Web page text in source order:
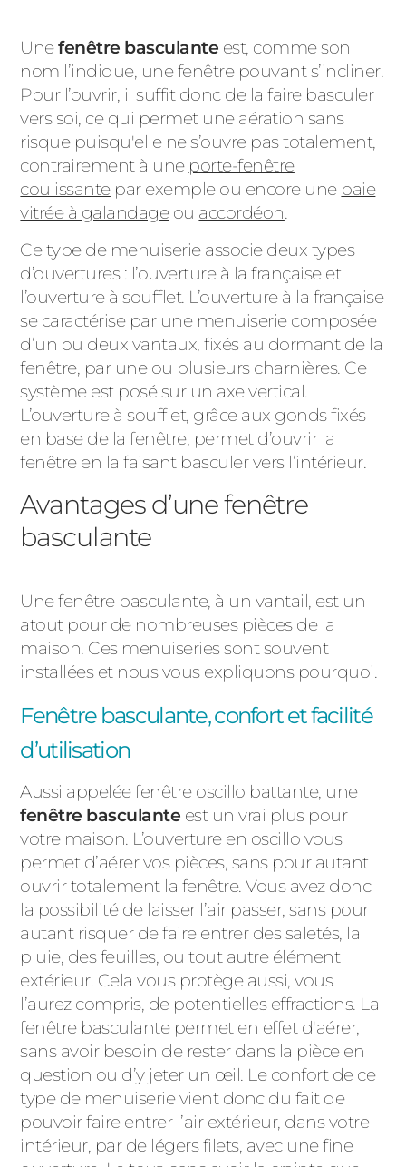
Unefenêtre basculante est, comme son
nom l’indique, une fenêtre pouvant s’incliner.
Pour l’ouvrir, il suffit donc de la faire basculer
vers soi, ce qui permet une aération sans
risque puisqu'elle ne s’ouvre pas totalement,
contrairement à une porte-fenêtre
coulissantepar exemple ou encore une baie
vitrée à galandageou accordéon.
Ce type de menuiserie associe deux types
d’ouvertures : l’ouverture à la française et
l’ouverture à soufflet. L’ouverture à la française
se caractérise par une menuiserie composée
d’un ou deux vantaux, fixés au dormant de la
fenêtre, par une ou plusieurs charnières. Ce
système est posé sur un axe vertical.
L’ouverture à soufflet, grâce aux gonds fixés
en base de la fenêtre, permet d’ouvrir la
fenêtre en la faisant basculer vers l’intérieur.
Avantages d’une fenêtre
basculante
Une fenêtre basculante, à un vantail, est un
atout pour de nombreuses pièces de la
maison. Ces menuiseries sont souvent
installées et nous vous expliquons pourquoi.
Fenêtre basculante, confort et facilité
d’utilisation
Aussi appelée fenêtre oscillo battante, une
fenêtre basculante est un vrai plus pour
votre maison. L’ouverture en oscillo vous
permet d’aérer vos pièces, sans pour autant
ouvrir totalement la fenêtre. Vous avez donc
la possibilité de laisser l’air passer, sans pour
autant risquer de faire entrer des saletés, la
pluie, des feuilles, ou tout autre élément
extérieur. Cela vous protège aussi, vous
l’aurez compris, de potentielles effractions. La
fenêtre basculante permet en effet d'aérer,
sans avoir besoin de rester dans la pièce en
question ou d’y jeter un œil. Le confort de ce
type de menuiserie vient donc du fait de
pouvoir faire entrer l’air extérieur, dans votre
intérieur, par de légers filets, avec une fine